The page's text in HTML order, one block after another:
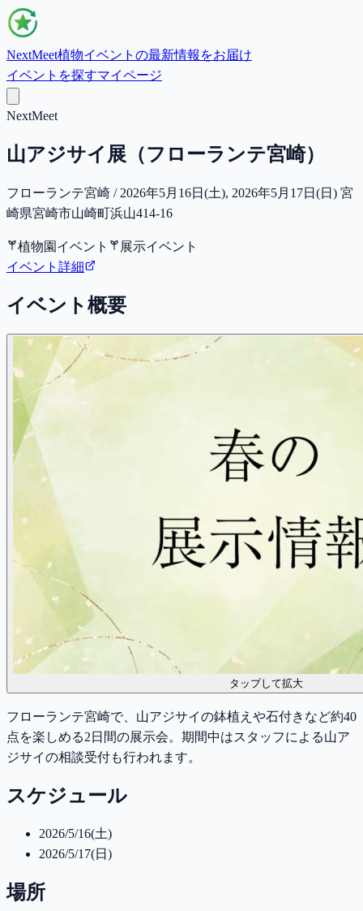
NextMeet植物イベントの最新情報をお届け
イベントを探すマイページ
NextMeet
山アジサイ展（フローランテ宮崎）
フローランテ宮崎 / 2026年5月16日(土), 2026年5月17日(日) 宮
崎県宮崎市山崎町浜山414-16
植物園イベント
展示イベント
イベント詳細
イベント概要
タップして拡大
フローランテ宮崎で、山アジサイの鉢植えや石付きなど約40
点を楽しめる2日間の展示会。期間中はスタッフによる山ア
ジサイの相談受付も行われます。
スケジュール
2026/5/16(土)
2026/5/17(日)
場所